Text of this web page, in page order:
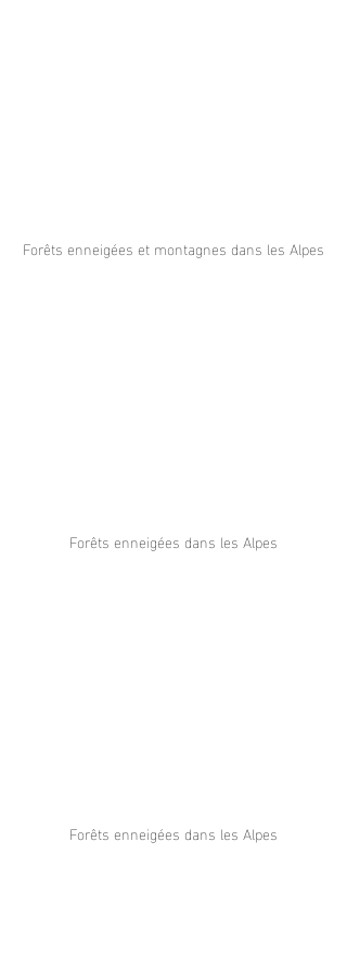
Forêts enneigées et montagnes dans les Alpes
Forêts enneigées dans les Alpes
Forêts enneigées dans les Alpes